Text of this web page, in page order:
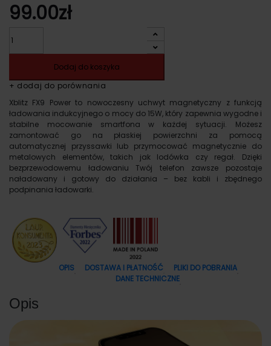
99.00zł
Dodaj do koszyka
+ dodaj do porównania
Xblitz FX9 Power to nowoczesny uchwyt magnetyczny z funkcją
ładowania indukcyjnego o mocy do 15W, który zapewnia wygodne i
stabilne mocowanie smartfona w każdej sytuacji. Możesz
zamontować go na płaskiej powierzchni za pomocą
automatycznej przyssawki lub przymocować magnetycznie do
metalowych elementów, takich jak lodówka czy regał. Dzięki
bezprzewodowemu ładowaniu Twój telefon zawsze pozostaje
naładowany i gotowy do działania – bez kabli i zbędnego
podpinania ładowarki.
OPIS DOSTAWA I PŁATNOŚĆ
PLIKI DO POBRANIA
DANE TECHNICZNE
Opis